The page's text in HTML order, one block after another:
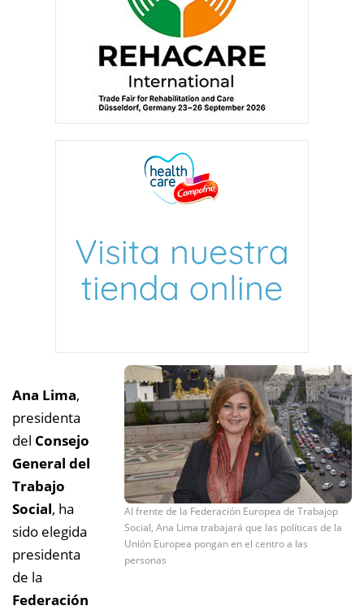
Al frente de la Federación Europea de Trabajop
Social, Ana Lima trabajará que las políticas de la
Unión Europea pongan en el centro a las
personas
Ana Lima,
presidenta
del Consejo
General del
Trabajo
Social, ha
sido elegida
presidenta
de la
Federación